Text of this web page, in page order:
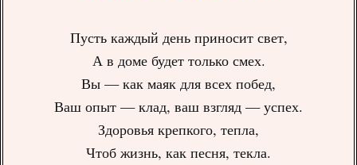
Пусть каждый день приносит свет,
А в доме будет только смех.
Вы — как маяк для всех побед,
Ваш опыт — клад, ваш взгляд — успех.
Здоровья крепкого, тепла,
Чтоб жизнь, как песня, текла.